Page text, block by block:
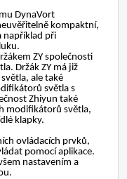
DynaVort
kompaktní,
například při
ZY společnosti
Držák ZY má již
ale také
světla s
Zhiyun také
modifikátorů světla,
klapky.
ovládacích prvků,
pomocí aplikace.
nastavením a